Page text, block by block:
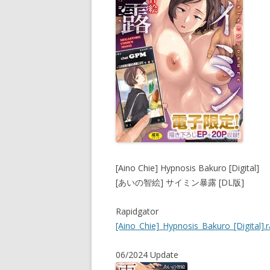
[Aino Chie] Hypnosis Bakuro [Digital]
[あいの智絵] サイミン暴露 [DL版]
Rapidgator
06/2024 Update